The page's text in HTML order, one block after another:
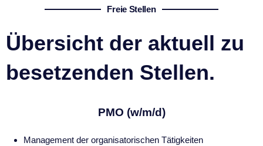
Freie Stellen
Übersicht der aktuell zu
besetzenden Stellen.
PMO (w/m/d)
Management der organisatorischen Tätigkeiten